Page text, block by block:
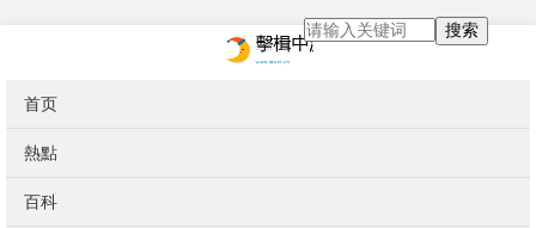
首页
熱點
百科
搜索